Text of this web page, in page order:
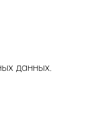
данных.